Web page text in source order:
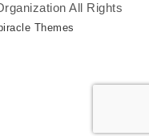
All Rights
Themes